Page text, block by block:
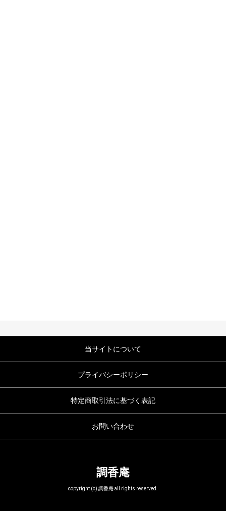
当サイトについて
プライバシーポリシー
特定商取引法に基づく表記
お問い合わせ
調香庵
copyright (c) 調香庵 all rights reserved.